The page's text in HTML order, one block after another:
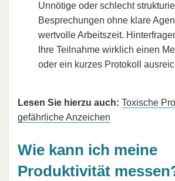
Unnötige oder schlecht
Besprechungen ohne klare
wertvolle Arbeitszeit.
Ihre Teilnahme wirklich einen
oder ein kurzes Protokoll
Lesen Sie hierzu auch: Toxische
gefährliche Anzeichen
Wie kann ich meine
Produktivität